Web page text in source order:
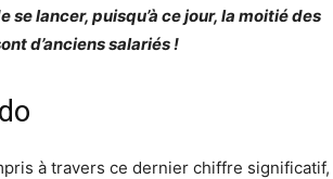
se lancer, puisqu’à ce jour, la moitié des
d’anciens salariés !
à travers ce dernier chiffre significatif,